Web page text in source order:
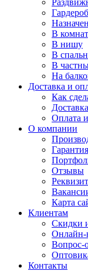
В
В нишу
В
В
На
Доставка и
Как
Доставка
Оплата
О компании
Гарантия
Отзывы
Карта
Клиентам
Скидки
Онлайн-
Вопрос-
Контакты